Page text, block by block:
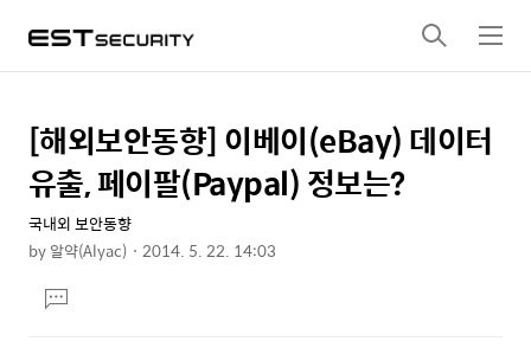
검
색
메
뉴
상
세
컨
텐
본
문
제
목
[해외보안동향] 이베이(eBay) 데이터
유출, 페이팔(Paypal) 정보는?
국내외 보안동향
by알약(Alyac) 2014. 5. 22. 14:03
문댓
글